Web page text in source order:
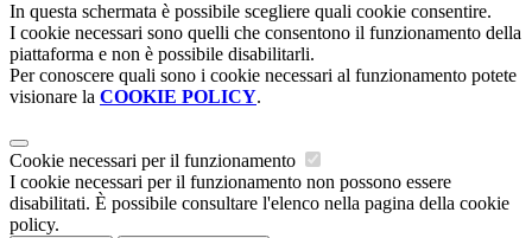
In questa schermata è possibile scegliere quali cookie consentire.
I cookie necessari sono quelli che consentono il funzionamento della
piattaforma e non è possibile disabilitarli.
Per conoscere quali sono i cookie necessari al funzionamento potete
visionare la COOKIE POLICY.
Cookie necessari per il funzionamento
I cookie necessari per il funzionamento non possono essere
disabilitati. È possibile consultare l'elenco nella pagina della cookie
policy.